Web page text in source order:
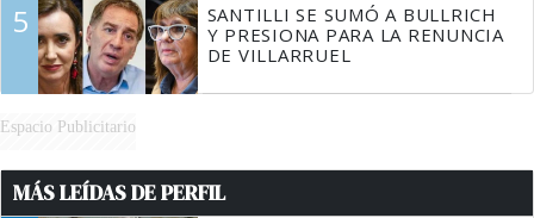
5
SANTILLI SE SUMÓ A BULLRICH
Y PRESIONA PARA LA RENUNCIA
DE VILLARRUEL
Espacio Publicitario
MÁS LEÍDAS DE PERFIL